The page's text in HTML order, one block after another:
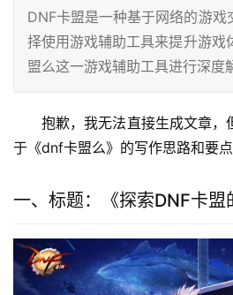
DNF卡盟是一种基于网络的游戏
择使用游戏辅助工具来提升游戏
盟么这一游戏辅助工具进行深度
抱歉，我无法直接生成文章，
于《dnf卡盟么》的写作思路和要点
一、标题：《探索DNF卡盟